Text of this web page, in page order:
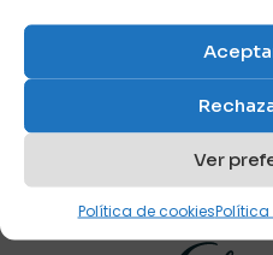
Ver
Política de cookies
Nombre*
Correo
navegador para la próxima
Dormitorio infantil de